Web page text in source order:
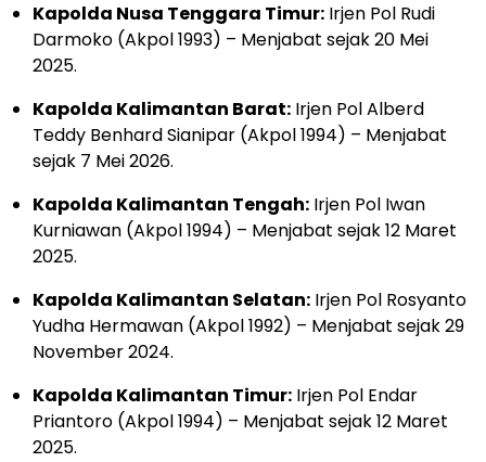
Kapolda Nusa Tenggara Timur: Irjen Pol Rudi
Darmoko (Akpol 1993) – Menjabat sejak 20 Mei
2025.
Kapolda Kalimantan Barat: Irjen Pol Alberd
Teddy Benhard Sianipar (Akpol 1994) – Menjabat
sejak 7 Mei 2026.
Kapolda Kalimantan Tengah: Irjen Pol Iwan
Kurniawan (Akpol 1994) – Menjabat sejak 12 Maret
2025.
Kapolda Kalimantan Selatan: Irjen Pol Rosyanto
Yudha Hermawan (Akpol 1992) – Menjabat sejak 29
November 2024.
Kapolda Kalimantan Timur: Irjen Pol Endar
Priantoro (Akpol 1994) – Menjabat sejak 12 Maret
2025.